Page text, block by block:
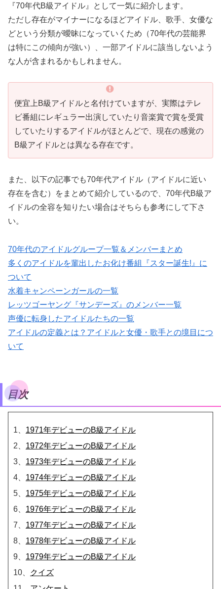
『70年代B級アイドル』として一気に紹介します。
ただし存在がマイナーになるほどアイドル、歌手、女優な
どという分類が曖昧になっていくため（70年代の芸能界
は特にこの傾向が強い）、一部アイドルに該当しないよう
な人が含まれるかもしれません。
便宜上B級アイドルと名付けていますが、実際はテレ
ビ番組にレギュラー出演していたり音楽賞で賞を受賞
していたりするアイドルがほとんどで、現在の感覚の
B級アイドルとは異なる存在です。
また、以下の記事でも70年代アイドル（アイドルに近い
存在を含む）をまとめて紹介しているので、70年代B級ア
イドルの全容を知りたい場合はそちらも参考にして下さ
い。
70年代のアイドルグループ一覧＆メンバーまとめ
多くのアイドルを輩出したお化け番組『スター誕生!』に
ついて
水着キャンペーンガールの一覧
レッツゴーヤング『サンデーズ』のメンバー一覧
声優に転身したアイドルたちの一覧
アイドルの定義とは？アイドルと女優・歌手との境目につ
いて
目次
1、 1971年デビューのB級アイドル
2、 1972年デビューのB級アイドル
3、 1973年デビューのB級アイドル
4、 1974年デビューのB級アイドル
5、 1975年デビューのB級アイドル
6、 1976年デビューのB級アイドル
7、 1977年デビューのB級アイドル
8、 1978年デビューのB級アイドル
9、 1979年デビューのB級アイドル
10、
クイズ